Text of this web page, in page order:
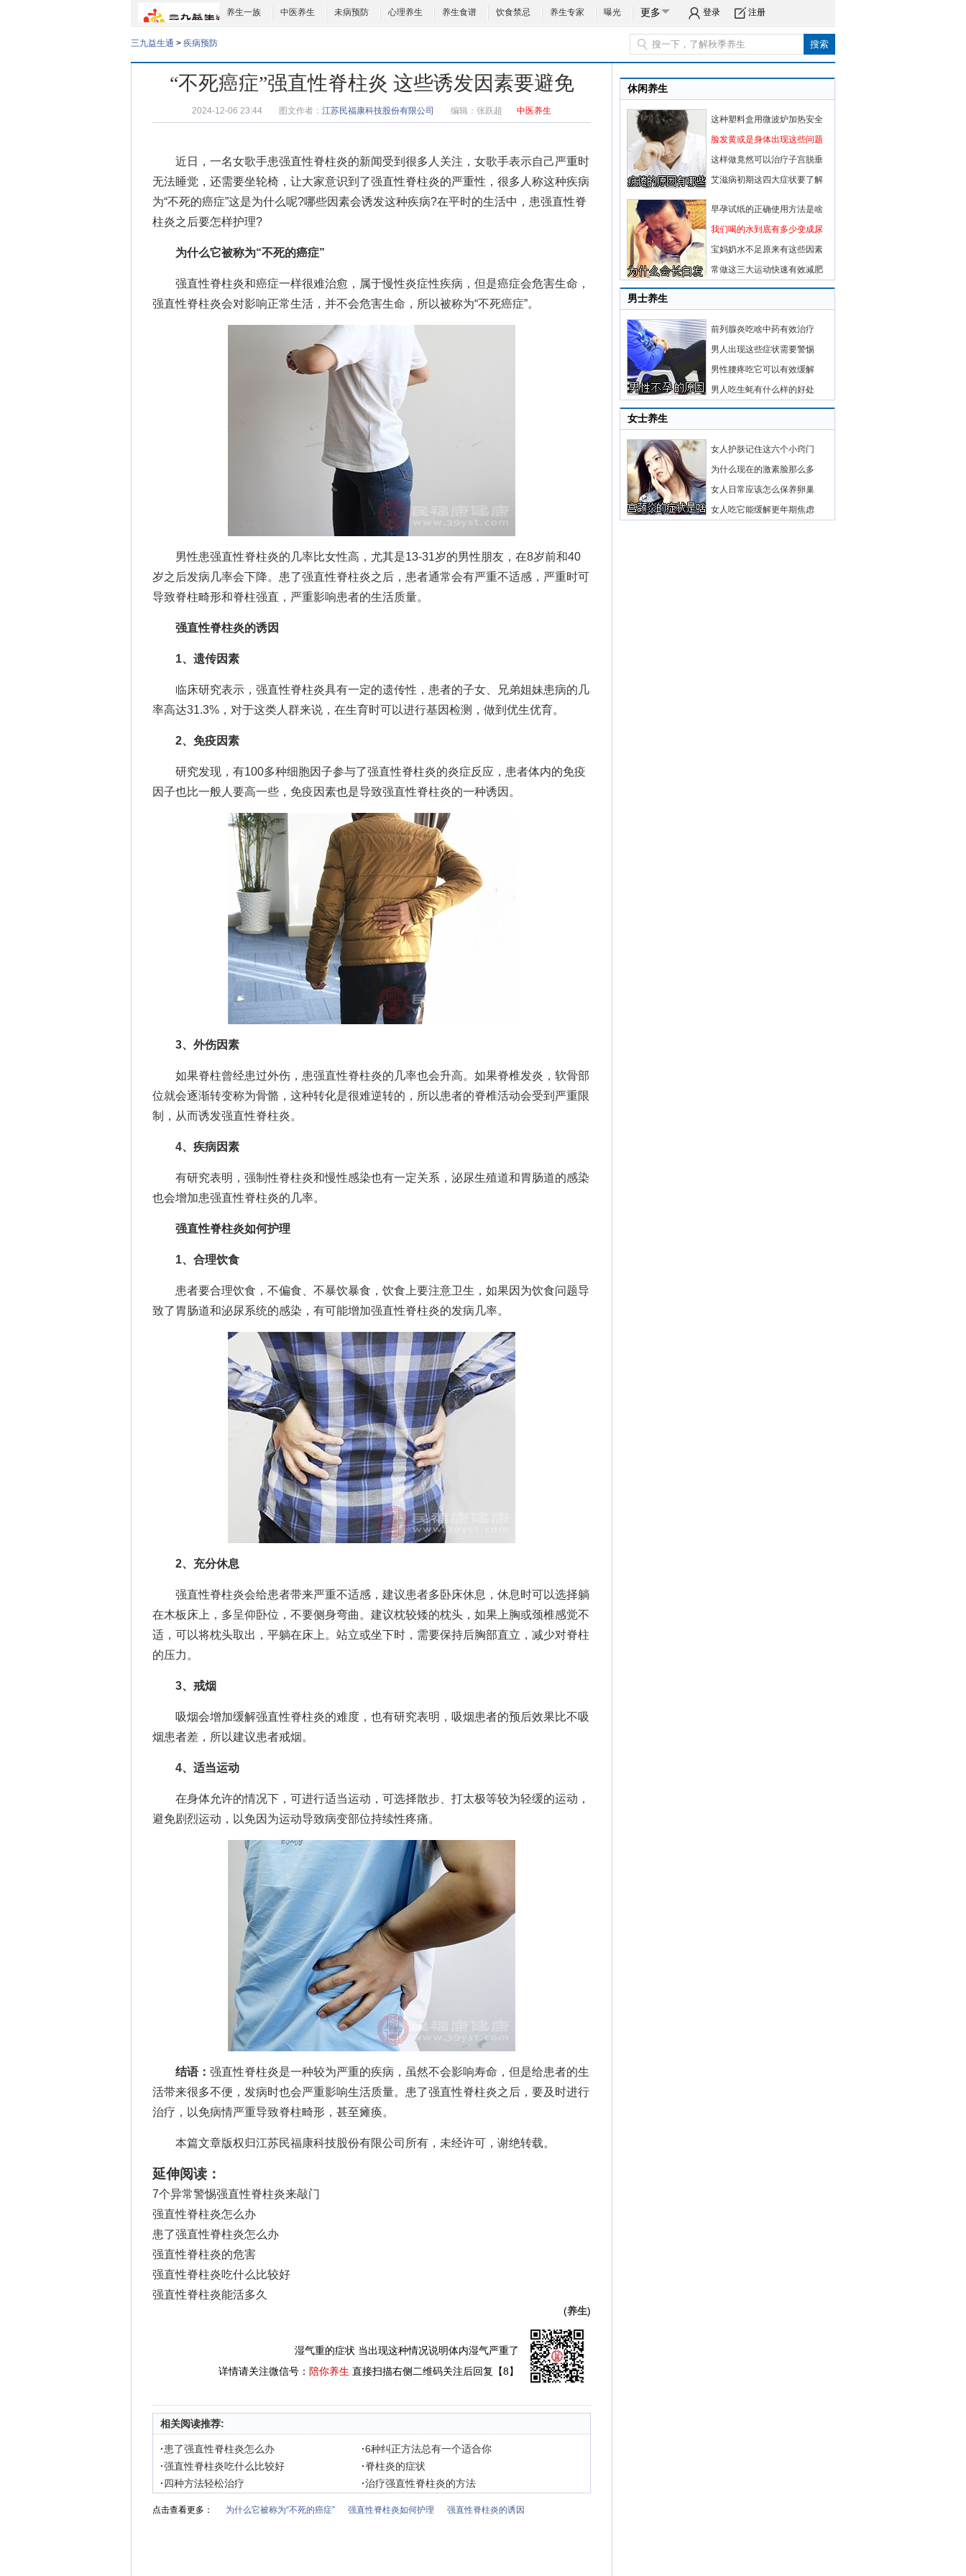
养生一族 中医养生 未病预防 心理养生 养生食谱 饮食禁忌 养生专家 曝光 更多 登录 注册
三九益生通 > 疾病预防
“不死癌症”强直性脊柱炎 这些诱发因素要避免
2024-12-06 23:44 图文作者： 江苏民福康科技股份有限公司 编辑： 张跃超 中医养生
近日，一名女歌手患强直性脊柱炎的新闻受到很多人关注，女歌手表示自己严重时
无法睡觉，还需要坐轮椅，让大家意识到了强直性脊柱炎的严重性，很多人称这种疾病
为“不死的癌症”这是为什么呢?哪些因素会诱发这种疾病?在平时的生活中，患强直性脊
柱炎之后要怎样护理?
为什么它被称为“不死的癌症”
强直性脊柱炎和癌症一样很难治愈，属于慢性炎症性疾病，但是癌症会危害生命，
强直性脊柱炎会对影响正常生活，并不会危害生命，所以被称为“不死癌症”。
男性患强直性脊柱炎的几率比女性高，尤其是13-31岁的男性朋友，在8岁前和40
岁之后发病几率会下降。患了强直性脊柱炎之后，患者通常会有严重不适感，严重时可
导致脊柱畸形和脊柱强直，严重影响患者的生活质量。
强直性脊柱炎的诱因
1、遗传因素
临床研究表示，强直性脊柱炎具有一定的遗传性，患者的子女、兄弟姐妹患病的几
率高达31.3%，对于这类人群来说，在生育时可以进行基因检测，做到优生优育。
2、免疫因素
研究发现，有100多种细胞因子参与了强直性脊柱炎的炎症反应，患者体内的免疫
因子也比一般人要高一些，免疫因素也是导致强直性脊柱炎的一种诱因。
3、外伤因素
如果脊柱曾经患过外伤，患强直性脊柱炎的几率也会升高。如果脊椎发炎，软骨部
位就会逐渐转变称为骨骼，这种转化是很难逆转的，所以患者的脊椎活动会受到严重限
制，从而诱发强直性脊柱炎。
4、疾病因素
有研究表明，强制性脊柱炎和慢性感染也有一定关系，泌尿生殖道和胃肠道的感染
也会增加患强直性脊柱炎的几率。
强直性脊柱炎如何护理
1、合理饮食
患者要合理饮食，不偏食、不暴饮暴食，饮食上要注意卫生，如果因为饮食问题导
致了胃肠道和泌尿系统的感染，有可能增加强直性脊柱炎的发病几率。
2、充分休息
强直性脊柱炎会给患者带来严重不适感，建议患者多卧床休息，休息时可以选择躺
在木板床上，多呈仰卧位，不要侧身弯曲。建议枕较矮的枕头，如果上胸或颈椎感觉不
适，可以将枕头取出，平躺在床上。站立或坐下时，需要保持后胸部直立，减少对脊柱
的压力。
3、戒烟
吸烟会增加缓解强直性脊柱炎的难度，也有研究表明，吸烟患者的预后效果比不吸
烟患者差，所以建议患者戒烟。
4、适当运动
在身体允许的情况下，可进行适当运动，可选择散步、打太极等较为轻缓的运动，
避免剧烈运动，以免因为运动导致病变部位持续性疼痛。
结语： 强直性脊柱炎是一种较为严重的疾病，虽然不会影响寿命，但是给患者的生
活带来很多不便，发病时也会严重影响生活质量。患了强直性脊柱炎之后，要及时进行
治疗，以免病情严重导致脊柱畸形，甚至瘫痪。
本篇文章版权归江苏民福康科技股份有限公司所有，未经许可，谢绝转载。
延伸阅读：
7个异常警惕强直性脊柱炎来敲门
强直性脊柱炎怎么办
患了强直性脊柱炎怎么办
强直性脊柱炎的危害
强直性脊柱炎吃什么比较好
强直性脊柱炎能活多久
(养生)
湿气重的症状 当出现这种情况说明体内湿气严重了
详情请关注微信号： 陪你养生 直接扫描右侧二维码关注后回复【8】
相关阅读推荐:
·患了强直性脊柱炎怎么办 ·6种纠正方法总有一个适合你
·强直性脊柱炎吃什么比较好 ·脊柱炎的症状
·四种方法轻松治疗 ·治疗强直性脊柱炎的方法
点击查看更多： 为什么它被称为“不死的癌症” 强直性脊柱炎如何护理 强直性脊柱炎的诱因
休闲养生
这种塑料盒用微波炉加热安全
脸发黄或是身体出现这些问题
这样做竟然可以治疗子宫脱垂
艾滋病初期这四大症状要了解
早孕试纸的正确使用方法是啥
我们喝的水到底有多少变成尿
宝妈奶水不足原来有这些因素
常做这三大运动快速有效减肥
男士养生
前列腺炎吃啥中药有效治疗
男人出现这些症状需要警惕
男性腰疼吃它可以有效缓解
男人吃生蚝有什么样的好处
女士养生
女人护肤记住这六个小窍门
为什么现在的激素脸那么多
女人日常应该怎么保养卵巢
女人吃它能缓解更年期焦虑